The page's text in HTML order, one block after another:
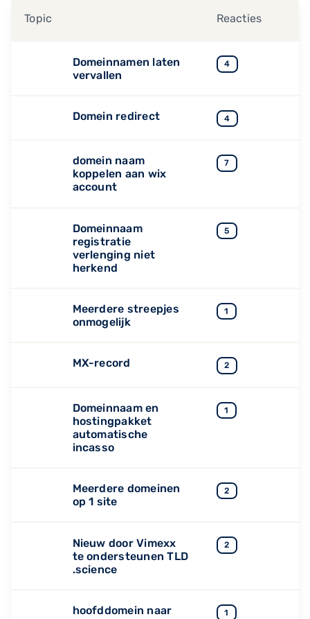
Topic Reacties
Domeinnamen laten
vervallen
4
Domein redirect 4
domein naam
koppelen aan wix
account
7
Domeinnaam
registratie
verlenging niet
herkend
5
Meerdere streepjes
onmogelijk
1
MX-record 2
Domeinnaam en
hostingpakket
automatische
incasso
1
Meerdere domeinen
op 1 site
2
Nieuw door Vimexx
te ondersteunen TLD
.science
2
hoofddomein naar
1